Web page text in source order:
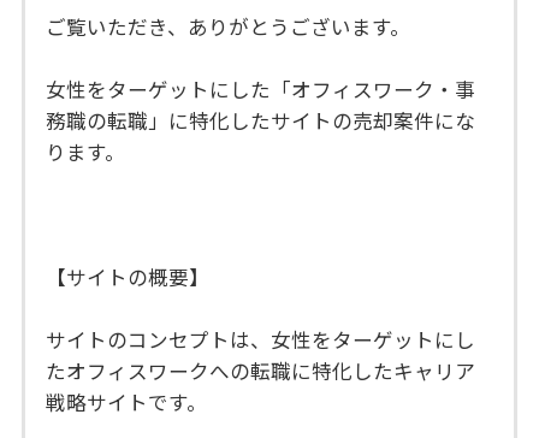
ご覧いただき、ありがとうございます。
女性をターゲットにした「オフィスワーク・事
務職の転職」に特化したサイトの売却案件にな
ります。
【サイトの概要】
サイトのコンセプトは、女性をターゲットにし
たオフィスワークへの転職に特化したキャリア
戦略サイトです。